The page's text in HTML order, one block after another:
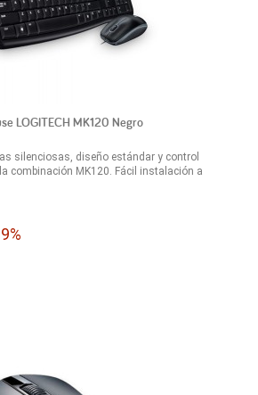
LOGITECH MK120 Negro
silenciosas, diseño estándar y control
combinación MK120. Fácil instalación a